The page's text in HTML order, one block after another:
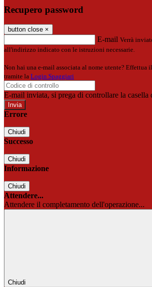
Recupero password
button close ×
E-mail Verrà
all'indirizzo indicato con le istruzioni necessarie.
Non hai una e-mail associata al nome utente? Effettua
tramite la Login Spaggiari
E-mail inviata, si prega di controllare la casella
Errore
Chiudi
Successo
Chiudi
Informazione
Chiudi
Attendere...
Attendere il completamento dell'operazione...
Chiudi